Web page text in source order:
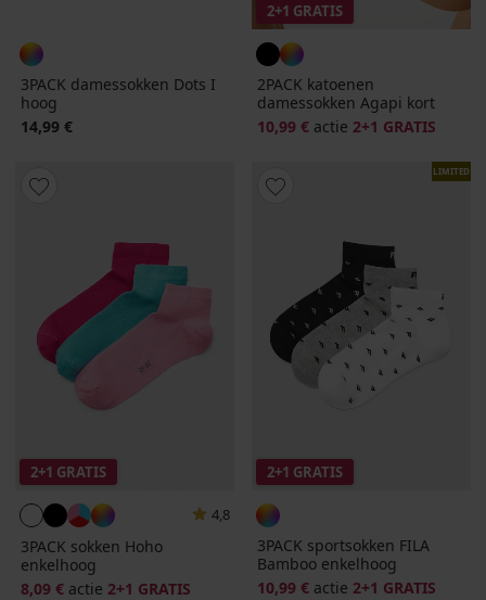
3PACK damessokken Dots I
hoog
14,99 €
2+1 GRATIS
2PACK katoenen
damessokken Agapi kort
10,99 € actie 2+1 GRATIS
2+1 GRATIS
4,8
3PACK sokken Hoho
enkelhoog
8,09 € actie 2+1 GRATIS
LIMITED
2+1 GRATIS
3PACK sportsokken FILA
Bamboo enkelhoog
10,99 € actie 2+1 GRATIS